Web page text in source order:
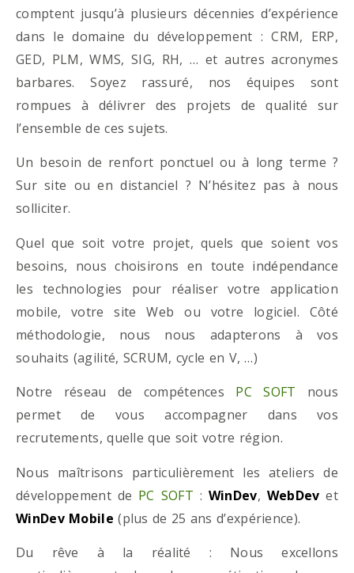
comptent jusqu’à plusieurs décennies d’expérience
dans le domaine du développement : CRM, ERP,
GED, PLM, WMS, SIG, RH, … et autres acronymes
barbares. Soyez rassuré, nos équipes sont
rompues à délivrer des projets de qualité sur
l’ensemble de ces sujets.
Un besoin de renfort ponctuel ou à long terme ?
Sur site ou en distanciel ? N’hésitez pas à nous
solliciter.
Quel que soit votre projet, quels que soient vos
besoins, nous choisirons en toute indépendance
les technologies pour réaliser votre application
mobile, votre site Web ou votre logiciel. Côté
méthodologie, nous nous adapterons à vos
souhaits (agilité, SCRUM, cycle en V, …)
Notre réseau de compétences PC SOFT nous
permet de vous accompagner dans vos
recrutements, quelle que soit votre région.
Nous maîtrisons particulièrement les ateliers de
développement de PC SOFT : WinDev, WebDev et
WinDev Mobile (plus de 25 ans d’expérience).
Du rêve à la réalité : Nous excellons